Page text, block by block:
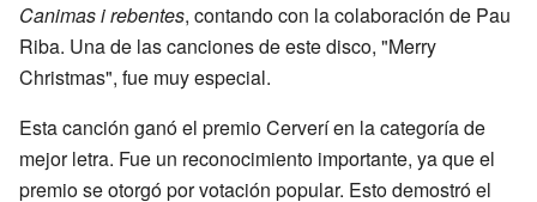
Canimas i rebentes, contando con la colaboración de Pau
Riba. Una de las canciones de este disco, "Merry
Christmas", fue muy especial.
Esta canción ganó el premio Cerverí en la categoría de
mejor letra. Fue un reconocimiento importante, ya que el
premio se otorgó por votación popular. Esto demostró el